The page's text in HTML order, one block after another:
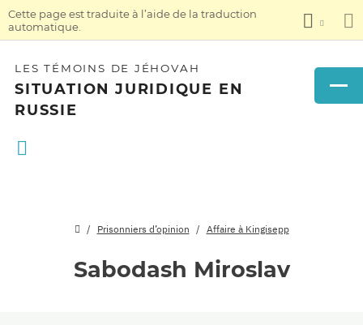
Cette page est traduite à l’aide de la traduction
automatique.
LES TÉMOINS DE JÉHOVAH
SITUATION JURIDIQUE EN
RUSSIE
Prisonniers d’opinion Affaire à Kingisepp
Sabodash Miroslav